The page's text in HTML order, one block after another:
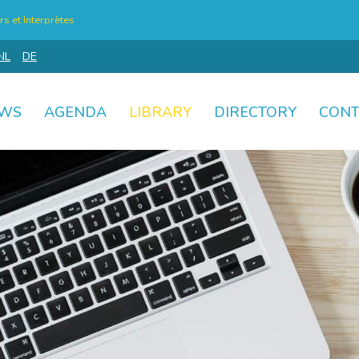
et Interprètes
DE
AGENDA LIBRARY DIRECTORY